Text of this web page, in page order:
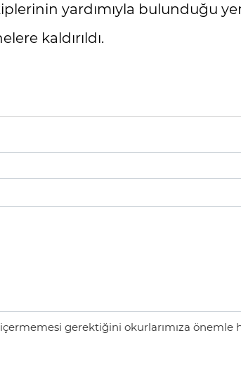
yardımıyla bulunduğu
kaldırıldı.
gerektiğini okurlarımıza önemle